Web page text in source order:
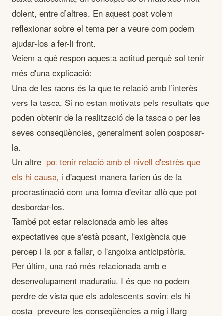
dolent, entre d’altres. En aquest post volem
reflexionar sobre el tema per a veure com podem
ajudar-los a fer-li front.
Veiem a què respon aquesta actitud perquè sol tenir
més d'una explicació:
Una de les raons és la que te relació amb l’interès
vers la tasca. Si no estan motivats pels resultats que
poden obtenir de la realització de la tasca o per les
seves conseqüències, generalment solen posposar-
la.
Un altre pot tenir relació amb el nivell d'estrès que
els hi causa, i d'aquest manera farien ús de la
procrastinació com una forma d'evitar allò que pot
desbordar-los.
També pot estar relacionada amb les altes
expectatives que s'està posant, l'exigència que
percep i la por a fallar, o l'angoixa anticipatòria.
Per últim, una raó més relacionada amb el
desenvolupament maduratiu. I és que no podem
perdre de vista que els adolescents sovint els hi
costa preveure les conseqüències a mig i llarg